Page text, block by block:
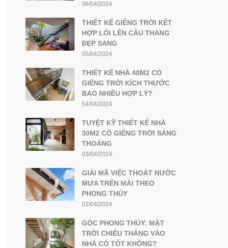
06/04/2024
THIẾT KẾ GIẾNG TRỜI KẾT
HỢP LỐI LÊN CẦU THANG
ĐẸP SANG
05/04/2024
THIẾT KẾ NHÀ 40M2 CÓ
GIẾNG TRỜI KÍCH THƯỚC
BAO NHIÊU HỢP LÝ?
04/04/2024
TUYỆT KỸ THIẾT KẾ NHÀ
30M2 CÓ GIẾNG TRỜI SÁNG
THOÁNG
03/04/2024
GIẢI MÃ VIỆC THOÁT NƯỚC
MƯA TRÊN MÁI THEO
PHONG THỦY
02/04/2024
GÓC PHONG THỦY: MẶT
TRỜI CHIẾU THẲNG VÀO
NHÀ CÓ TỐT KHÔNG?